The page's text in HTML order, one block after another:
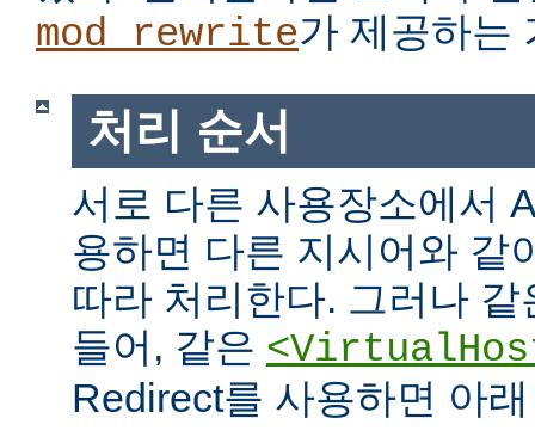
mod_rewrite가 제공하는
처리 순서
서로 다른 사용장소에서
용하면 다른 지시어와 같
따라 처리한다. 그러나
들어, 같은
Redirect를 사용하면 아